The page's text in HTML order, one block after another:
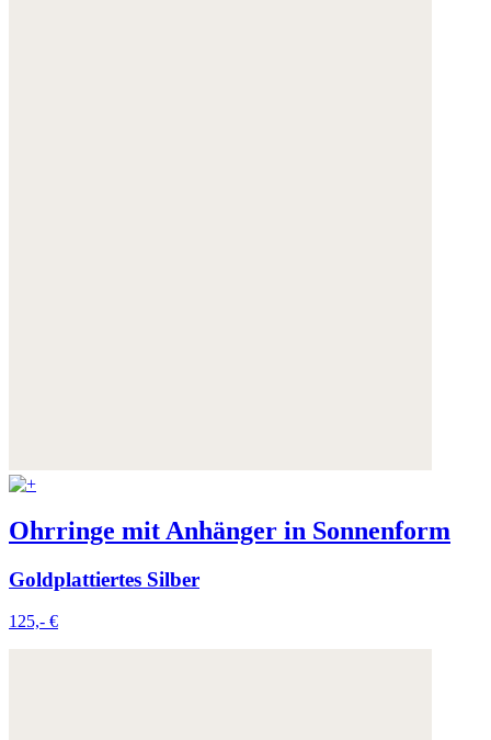
Ohrringe mit Anhänger in Sonnenform
Goldplattiertes Silber
125,- €